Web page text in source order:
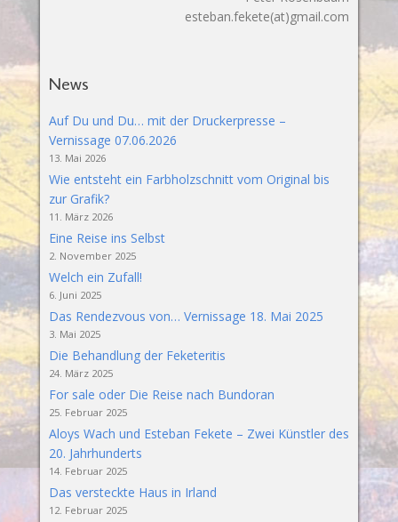
esteban.fekete(at)gmail.com
News
Auf Du und Du… mit der Druckerpresse –
Vernissage 07.06.2026
13. Mai 2026
Wie entsteht ein Farbholzschnitt vom Original bis
zur Grafik?
11. März 2026
Eine Reise ins Selbst
2. November 2025
Welch ein Zufall!
6. Juni 2025
Das Rendezvous von… Vernissage 18. Mai 2025
3. Mai 2025
Die Behandlung der Feketeritis
24. März 2025
For sale oder Die Reise nach Bundoran
25. Februar 2025
Aloys Wach und Esteban Fekete – Zwei Künstler des
20. Jahrhunderts
14. Februar 2025
Das versteckte Haus in Irland
12. Februar 2025